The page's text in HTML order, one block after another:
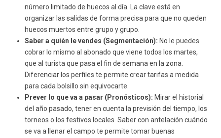
número limitado de huecos al día. La clave está en
organizar las salidas de forma precisa para que no queden
huecos muertos entre grupo y grupo.
Saber a quién le vendes (Segmentación): No le puedes
cobrar lo mismo al abonado que viene todos los martes,
que al turista que pasa el fin de semana en la zona.
Diferenciar los perfiles te permite crear tarifas a medida
para cada bolsillo sin equivocarte.
Prever lo que va a pasar (Pronósticos): Mirar el historial
del año pasado, tener en cuenta la previsión del tiempo, los
torneos o los festivos locales. Saber con antelación cuándo
se va a llenar el campo te permite tomar buenas